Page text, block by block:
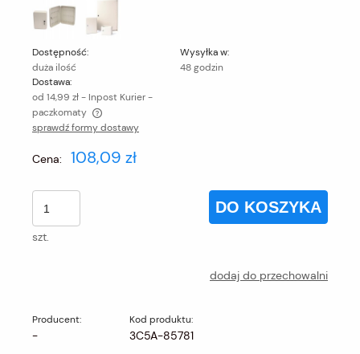
Dostępność:
duża ilość
Wysyłka w:
48 godzin
Dostawa:
od 14,99 zł- Inpost Kurier -
paczkomaty
Cena nie zawiera ewentualnych kosztów płatności
sprawdź formy dostawy
Cena: 108,09 zł
szt.
DO KOSZYKA
dodaj do przechowalni
Producent:
-
Kod produktu:
3C5A-85781